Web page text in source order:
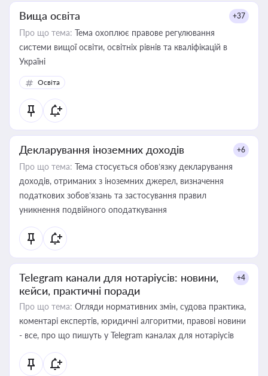
Вища освіта +37
Про що тема: Тема охоплює правове регулювання
системи вищої освіти, освітніх рівнів та кваліфікацій в
Україні
Освіта
Декларування іноземних доходів +6
Про що тема: Тема стосується обов’язку декларування
доходів, отриманих з іноземних джерел, визначення
податкових зобов’язань та застосування правил
уникнення подвійного оподаткування
Telegram канали для нотаріусів: новини,
кейси, практичні поради
+4
Про що тема: Огляди нормативних змін, судова практика,
коментарі експертів, юридичні алгоритми, правові новини
- все, про що пишуть у Telegram каналах для нотаріусів